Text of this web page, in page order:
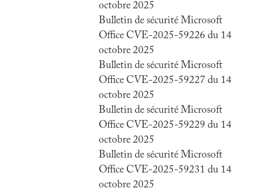
octobre 2025
Bulletin de sécurité Microsoft
Office CVE-2025-59226 du 14
octobre 2025
Bulletin de sécurité Microsoft
Office CVE-2025-59227 du 14
octobre 2025
Bulletin de sécurité Microsoft
Office CVE-2025-59229 du 14
octobre 2025
Bulletin de sécurité Microsoft
Office CVE-2025-59231 du 14
octobre 2025